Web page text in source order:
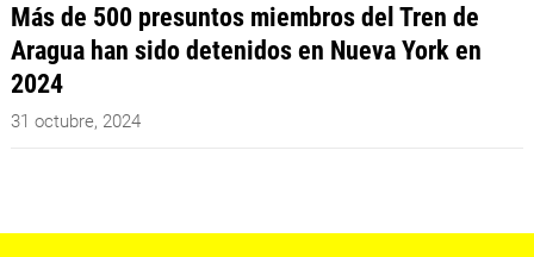
Más de 500 presuntos miembros del Tren de
Aragua han sido detenidos en Nueva York en
2024
31 octubre, 2024